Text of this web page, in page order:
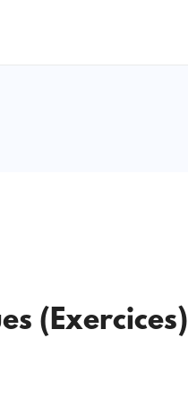
(Exercices)